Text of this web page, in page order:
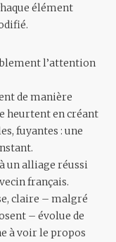
élément
l’attention
de manière
heurtent en créant
fuyantes : une
un alliage réussi
français.
claire – malgré
– évolue de
à voir le propos